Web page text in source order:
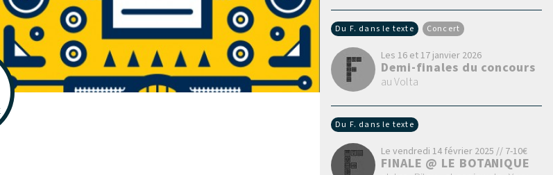
Du F. dans le texte Concert
Les 16 et 17 janvier 2026
Demi-finales du concours
au Volta
Du F. dans le texte
Le vendredi 14 février 2025 // 7-10€
FINALE @ LE BOTANIQUE